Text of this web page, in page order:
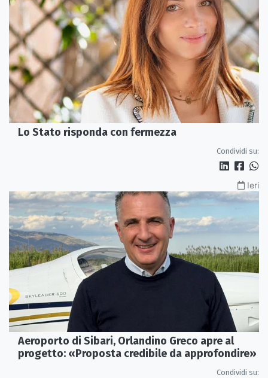
Lo Stato risponda con fermezza
Condividi su:
Ieri
Aeroporto di Sibari, Orlandino Greco apre al
progetto: «Proposta credibile da approfondire»
Condividi su: